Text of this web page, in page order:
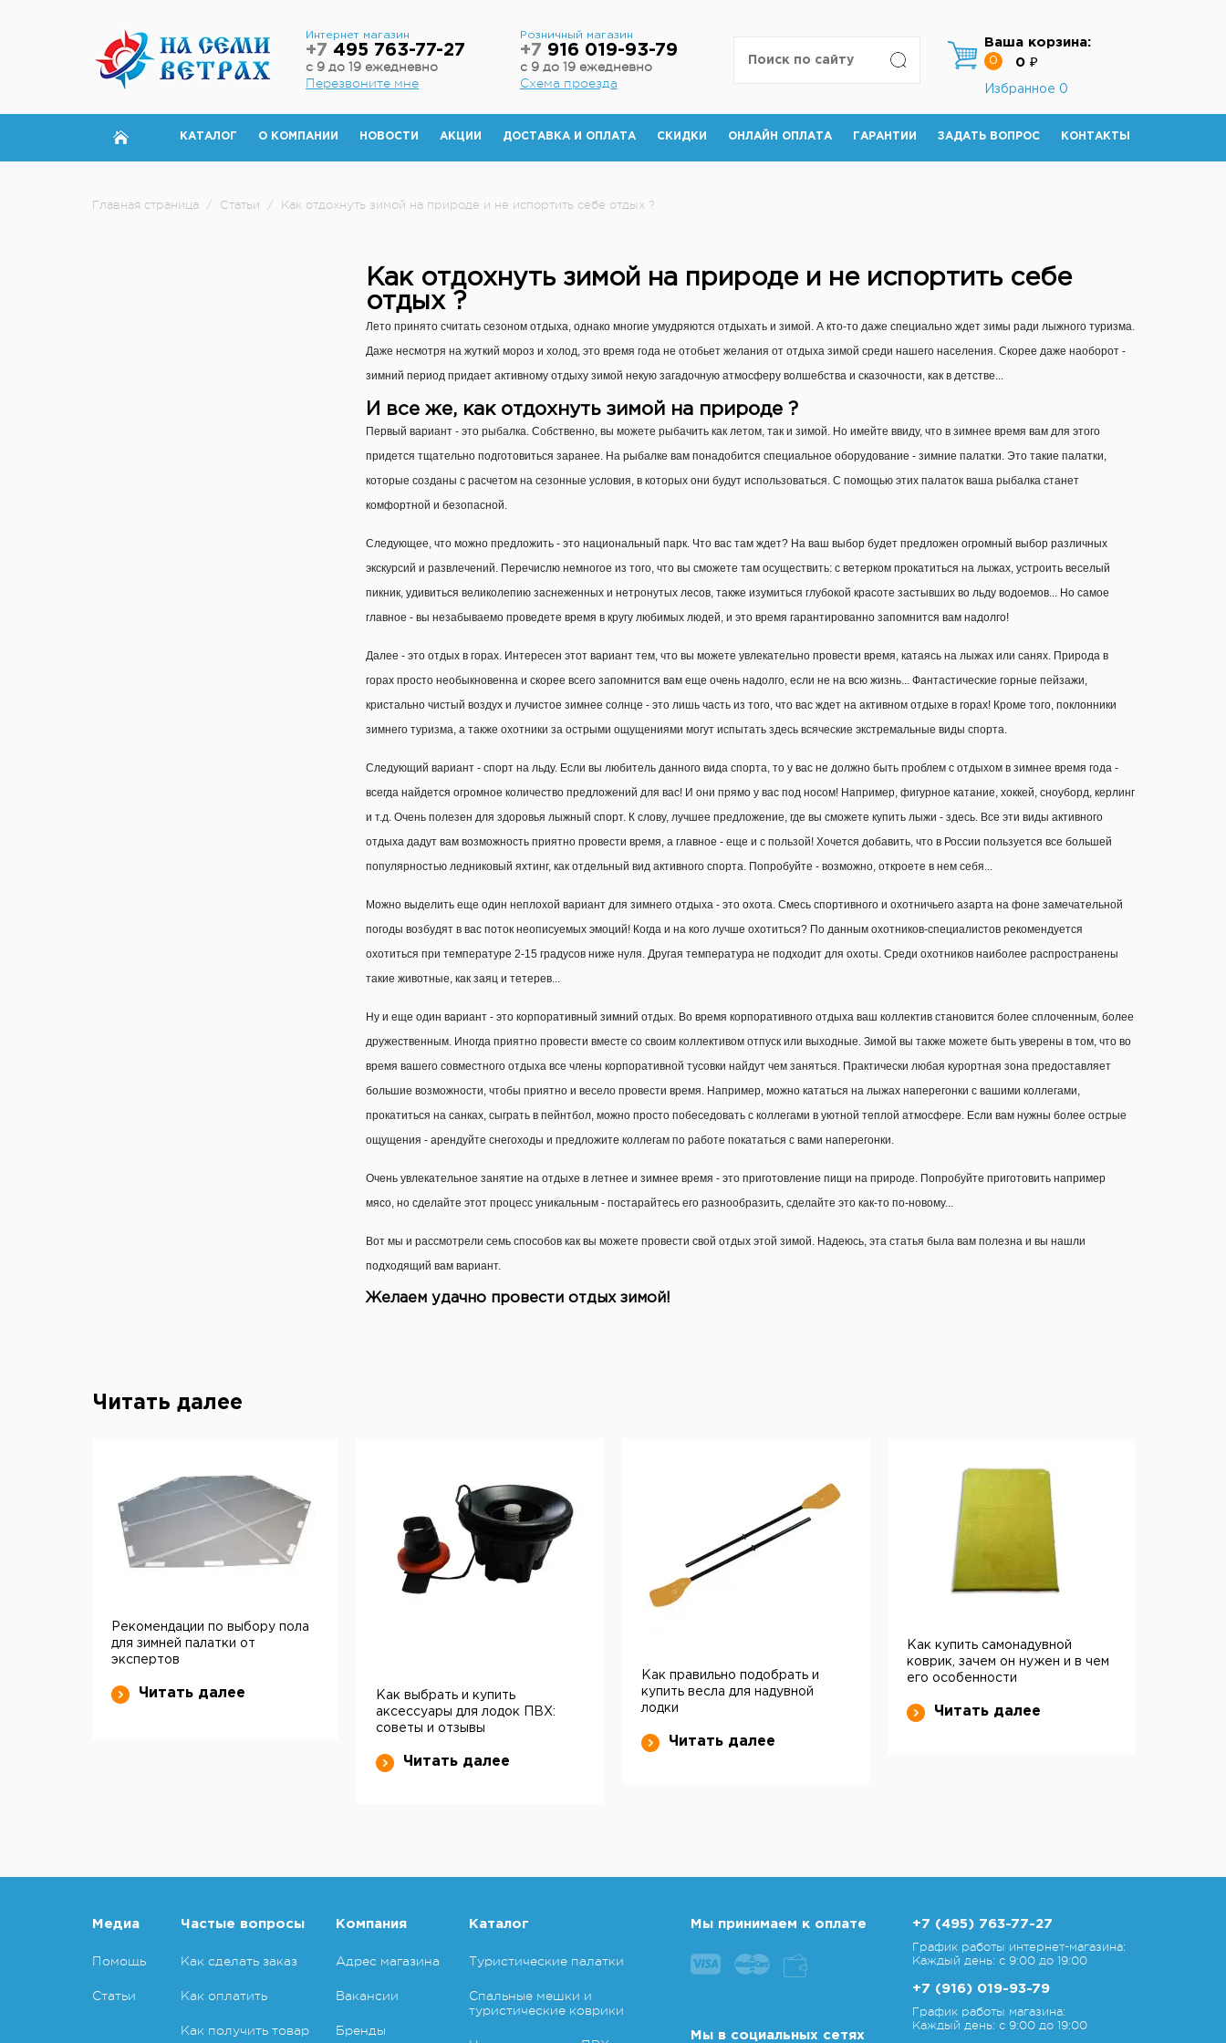
Интернет магазин
+7 495 763-77-27
с 9 до 19 ежедневно
Перезвоните мне
Розничный магазин
+7 916 019-93-79
с 9 до 19 ежедневно
Схема проезда
Ваша корзина:
0 0 ₽
Избранное 0
КАТАЛОГ О КОМПАНИИ НОВОСТИ АКЦИИ ДОСТАВКА И ОПЛАТА СКИДКИ ОНЛАЙН ОПЛАТА ГАРАНТИИ ЗАДАТЬ ВОПРОС КОНТАКТЫ
Главная страница / Статьи / Как отдохнуть зимой на природе и не испортить себе отдых ?
Как отдохнуть зимой на природе и не испортить себе
отдых ?
Лето принято считать сезоном отдыха, однако многие умудряются отдыхать и зимой. А кто-то даже специально ждет зимы ради лыжного туризма.
Даже несмотря на жуткий мороз и холод, это время года не отобьет желания от отдыха зимой среди нашего населения. Скорее даже наоборот -
зимний период придает активному отдыху зимой некую загадочную атмосферу волшебства и сказочности, как в детстве...
И все же, как отдохнуть зимой на природе ?
Первый вариант - это рыбалка. Собственно, вы можете рыбачить как летом, так и зимой. Но имейте ввиду, что в зимнее время вам для этого
придется тщательно подготовиться заранее. На рыбалке вам понадобится специальное оборудование - зимние палатки. Это такие палатки,
которые созданы с расчетом на сезонные условия, в которых они будут использоваться. С помощью этих палаток ваша рыбалка станет
комфортной и безопасной.
Следующее, что можно предложить - это национальный парк. Что вас там ждет? На ваш выбор будет предложен огромный выбор различных
экскурсий и развлечений. Перечислю немногое из того, что вы сможете там осуществить: с ветерком прокатиться на лыжах, устроить веселый
пикник, удивиться великолепию заснеженных и нетронутых лесов, также изумиться глубокой красоте застывших во льду водоемов... Но самое
главное - вы незабываемо проведете время в кругу любимых людей, и это время гарантированно запомнится вам надолго!
Далее - это отдых в горах. Интересен этот вариант тем, что вы можете увлекательно провести время, катаясь на лыжах или санях. Природа в
горах просто необыкновенна и скорее всего запомнится вам еще очень надолго, если не на всю жизнь... Фантастические горные пейзажи,
кристально чистый воздух и лучистое зимнее солнце - это лишь часть из того, что вас ждет на активном отдыхе в горах! Кроме того, поклонники
зимнего туризма, а также охотники за острыми ощущениями могут испытать здесь всяческие экстремальные виды спорта.
Следующий вариант - спорт на льду. Если вы любитель данного вида спорта, то у вас не должно быть проблем с отдыхом в зимнее время года -
всегда найдется огромное количество предложений для вас! И они прямо у вас под носом! Например, фигурное катание, хоккей, сноуборд, керлинг
и т.д. Очень полезен для здоровья лыжный спорт. К слову, лучшее предложение, где вы сможете купить лыжи - здесь. Все эти виды активного
отдыха дадут вам возможность приятно провести время, а главное - еще и с пользой! Хочется добавить, что в России пользуется все большей
популярностью ледниковый яхтинг, как отдельный вид активного спорта. Попробуйте - возможно, откроете в нем себя...
Можно выделить еще один неплохой вариант для зимнего отдыха - это охота. Смесь спортивного и охотничьего азарта на фоне замечательной
погоды возбудят в вас поток неописуемых эмоций! Когда и на кого лучше охотиться? По данным охотников-специалистов рекомендуется
охотиться при температуре 2-15 градусов ниже нуля. Другая температура не подходит для охоты. Среди охотников наиболее распространены
такие животные, как заяц и тетерев...
Ну и еще один вариант - это корпоративный зимний отдых. Во время корпоративного отдыха ваш коллектив становится более сплоченным, более
дружественным. Иногда приятно провести вместе со своим коллективом отпуск или выходные. Зимой вы также можете быть уверены в том, что во
время вашего совместного отдыха все члены корпоративной тусовки найдут чем заняться. Практически любая курортная зона предоставляет
большие возможности, чтобы приятно и весело провести время. Например, можно кататься на лыжах наперегонки с вашими коллегами,
прокатиться на санках, сыграть в пейнтбол, можно просто побеседовать с коллегами в уютной теплой атмосфере. Если вам нужны более острые
ощущения - арендуйте снегоходы и предложите коллегам по работе покататься с вами наперегонки.
Очень увлекательное занятие на отдыхе в летнее и зимнее время - это приготовление пищи на природе. Попробуйте приготовить например
мясо, но сделайте этот процесс уникальным - постарайтесь его разнообразить, сделайте это как-то по-новому...
Вот мы и рассмотрели семь способов как вы можете провести свой отдых этой зимой. Надеюсь, эта статья была вам полезна и вы нашли
подходящий вам вариант.
Желаем удачно провести отдых зимой!
Читать далее
Рекомендации по выбору пола
для зимней палатки от
экспертов
Читать далее
Как выбрать и купить
аксессуары для лодок ПВХ:
советы и отзывы
Читать далее
Как правильно подобрать и
купить весла для надувной
лодки
Читать далее
Как купить самонадувной
коврик, зачем он нужен и в чем
его особенности
Читать далее
Медиа
Помощь
Статьи
Частые вопросы
Как сделать заказ
Как оплатить
Как получить товар
Компания
Адрес магазина
Вакансии
Бренды
Каталог
Туристические палатки
Спальные мешки и
туристические коврики
Мы принимаем к оплате
Мы в социальных сетях
+7 (495) 763-77-27
График работы интернет-магазина:
Каждый день: с 9:00 до 19:00
+7 (916) 019-93-79
График работы магазина:
Каждый день: с 9:00 до 19:00